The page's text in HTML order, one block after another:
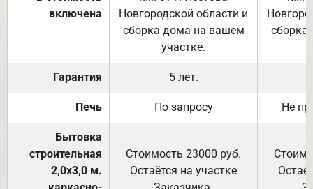
включена
Новгородской области и
сборка дома на вашем
участке.
Гарантия 5 лет.
Печь По запросу Не
Бытовка
строительная
2,0х3,0 м.
Стоимость 23000 руб.
Остаётся на участке